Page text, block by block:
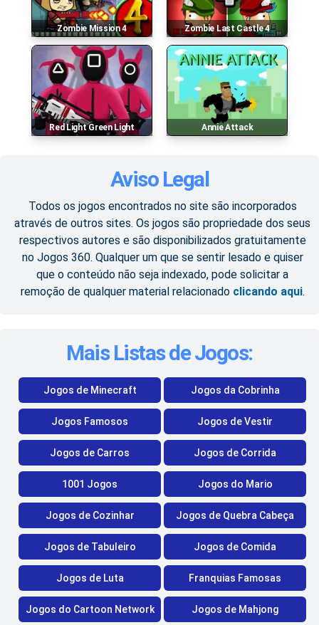
Zombie Mission 4 Zombie Last Castle 4
Red Light Green Light Annie Attack
Aviso Legal
Todos os jogos encontrados no site são incorporados
através de outros sites. Os jogos são propriedade dos seus
respectivos autores e são disponibilizados gratuitamente
no Jogos 360. Qualquer um que se sentir lesado e quiser
que o conteúdo não seja indexado, pode solicitar a
remoção de qualquer material relacionado clicando aqui.
Mais Listas de Jogos:
Jogos de Minecraft Jogos da Cobrinha
Jogos Famosos Jogos de Vestir
Jogos de Carros Jogos de Corrida
1001 Jogos Jogos do Mario
Jogos de Cozinhar Jogos de Quebra Cabeça
Jogos de Tabuleiro Jogos de Comida
Jogos de Luta Franquias Famosas
Jogos do Cartoon Network Jogos de Mahjong